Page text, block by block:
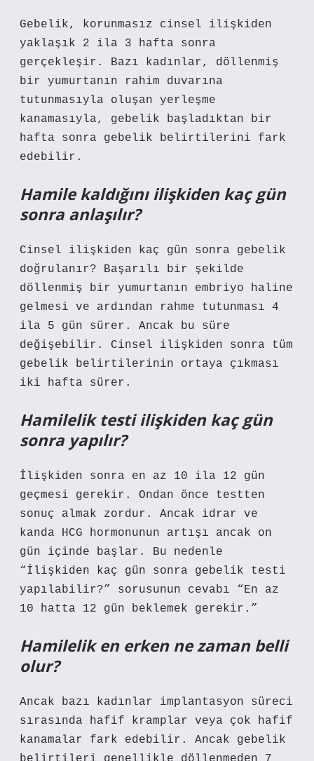
Gebelik, korunmasız cinsel ilişkiden
yaklaşık 2 ila 3 hafta sonra
gerçekleşir. Bazı kadınlar, döllenmiş
bir yumurtanın rahim duvarına
tutunmasıyla oluşan yerleşme
kanamasıyla, gebelik başladıktan bir
hafta sonra gebelik belirtilerini fark
edebilir.
Hamile kaldığını ilişkiden kaç gün
sonra anlaşılır?
Cinsel ilişkiden kaç gün sonra gebelik
doğrulanır? Başarılı bir şekilde
döllenmiş bir yumurtanın embriyo haline
gelmesi ve ardından rahme tutunması 4
ila 5 gün sürer. Ancak bu süre
değişebilir. Cinsel ilişkiden sonra tüm
gebelik belirtilerinin ortaya çıkması
iki hafta sürer.
Hamilelik testi ilişkiden kaç gün
sonra yapılır?
İlişkiden sonra en az 10 ila 12 gün
geçmesi gerekir. Ondan önce testten
sonuç almak zordur. Ancak idrar ve
kanda HCG hormonunun artışı ancak on
gün içinde başlar. Bu nedenle
“İlişkiden kaç gün sonra gebelik testi
yapılabilir?” sorusunun cevabı “En az
10 hatta 12 gün beklemek gerekir.”
Hamilelik en erken ne zaman belli
olur?
Ancak bazı kadınlar implantasyon süreci
sırasında hafif kramplar veya çok hafif
kanamalar fark edebilir. Ancak gebelik